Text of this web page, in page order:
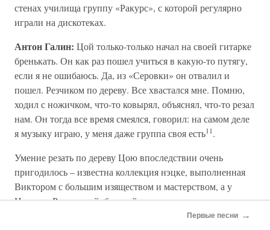
стенах училища группу «Ракурс», с которой регулярно
играли на дискотеках.
Антон Галин: Цой только-только начал на своей гитарке
бренькать. Он как раз пошел учиться в какую-то путягу,
если я не ошибаюсь. Да, из «Серовки» он отвалил и
пошел. Резчиком по дереву. Все хвастался мне. Помню,
ходил с ножичком, что-то ковырял, объяснял, что-то резал
нам. Он тогда все время смеялся, говорил: на самом деле
я музыку играю, у меня даже группа своя есть11.
Умение резать по дереву Цою впоследствии очень
пригодилось – известна коллекция нэцке, выполненная
Виктором с большим изяществом и мастерством, а у
Наталии Россовской, бывшей жены лидера группы
«Зоопарк» Михаила «Майка» Науменко, хранится
Первые песни →